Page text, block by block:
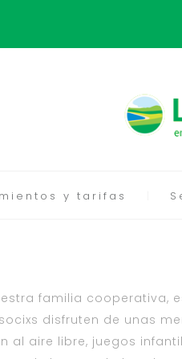
y tarifas
familia
disfruten de unas
al aire libre, juegos